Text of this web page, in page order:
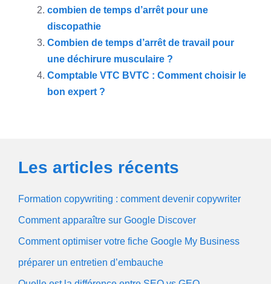
combien de temps d’arrêt pour une
discopathie
Combien de temps d’arrêt de travail pour
une déchirure musculaire ?
Comptable VTC BVTC : Comment choisir le
bon expert ?
Les articles récents
Formation copywriting : comment devenir copywriter
Comment apparaître sur Google Discover
Comment optimiser votre fiche Google My Business
préparer un entretien d’embauche